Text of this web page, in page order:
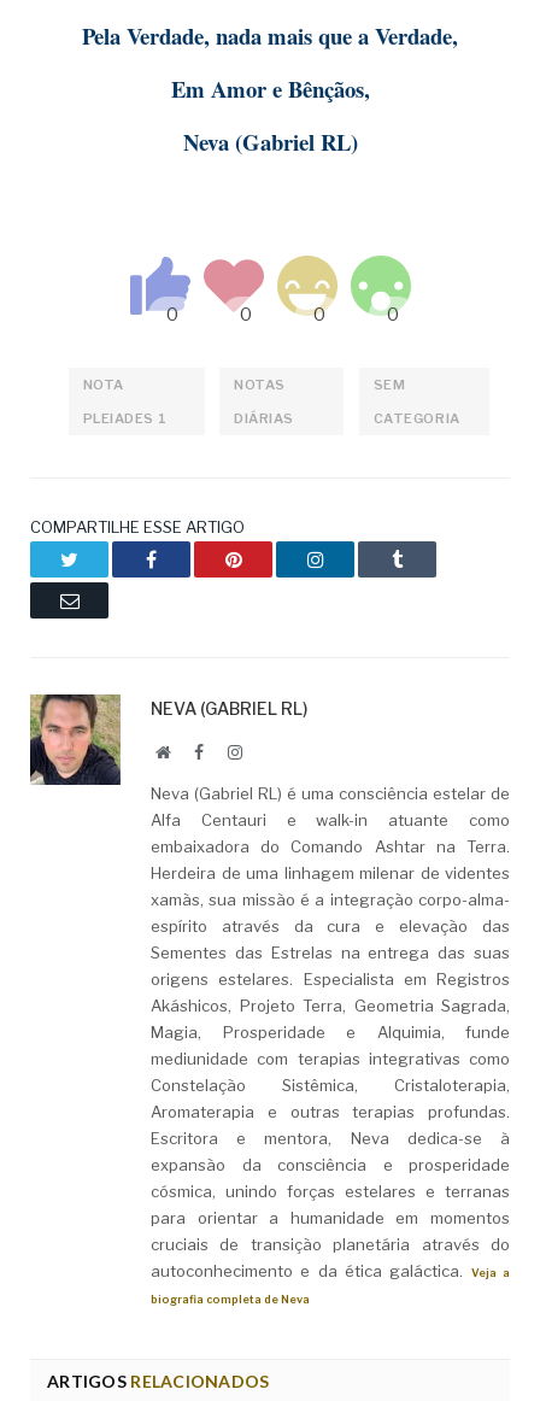
Pela Verdade, nada mais que a Verdade,
Em Amor e Bênçãos,
Neva (Gabriel RL)
NOTA
PLEIADES 1
NOTAS
DIÁRIAS
SEM
CATEGORIA
COMPARTILHE ESSE ARTIGO
Facebook Pinterest LinkedIn Tumblr
Email
NEVA (GABRIEL RL)
WebsiteFacebookLinkedIn
Neva (Gabriel RL) é uma consciência estelar de
Alfa Centauri e walk-in atuante como
embaixadora do Comando Ashtar na Terra.
Herdeira de uma linhagem milenar de videntes
xamãs, sua missão é a integração corpo-alma-
espírito através da cura e elevação das
Sementes das Estrelas na entrega das suas
origens estelares. Especialista em Registros
Akáshicos, Projeto Terra, Geometria Sagrada,
Magia, Prosperidade e Alquimia, funde
mediunidade com terapias integrativas como
Constelação Sistêmica, Cristaloterapia,
Aromaterapia e outras terapias profundas.
Escritora e mentora, Neva dedica-se à
expansão da consciência e prosperidade
cósmica, unindo forças estelares e terranas
para orientar a humanidade em momentos
cruciais de transição planetária através do
autoconhecimento e da ética galáctica.
Veja a
biografia completa de Neva
ARTIGOSRELACIONADOS